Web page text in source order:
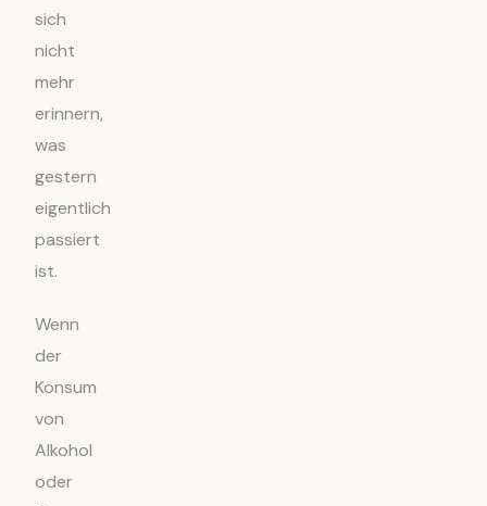
sich
nicht
mehr
erinnern,
was
gestern
eigentlich
passiert
ist.
Wenn
der
Konsum
von
Alkohol
oder